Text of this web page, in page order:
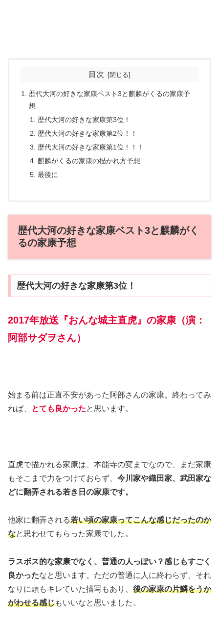
目次
歴代大河の好きな家康ベスト3と麒麟がくるの家康予
想
歴代大河の好きな家康第3位！
歴代大河の好きな家康第2位！！
歴代大河の好きな家康第1位！！！
麒麟がくるの家康の描かれ方予想
最後に
歴代大河の好きな家康ベスト3と麒麟がく
るの家康予想
歴代大河の好きな家康第3位！
2017年放送『おんな城主直虎』の家康（演：
阿部サダヲさん）
始まる前は正直不安があった阿部さんの家康。終わってみ
れば、
とても良かったと思います。
直虎で描かれる家康は、本能寺の変までなので、まだ家康
もそこまで力をつけておらず、 今川家や織田家、武田家な
どに翻弄される若き日の家康です。
他家に翻弄される若い頃の家康ってこんな感じだったのか
なと思わせてもらった家康でした。
ラスボス的な家康でなく、普通の人っぽい？感じもすごく
良かったなと思います。ただの普通に人に終わらず、それ
なりに頭もキレていた描写もあり、 後の家康の片鱗をうか
がわせる感じもいいなと思いました。